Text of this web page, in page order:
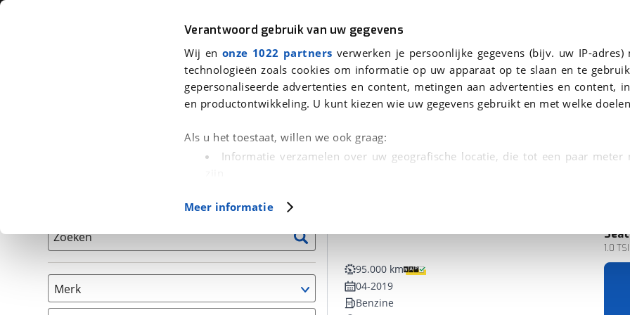
Verantwoord gebruik van uw gegevens
Wij en onze 1022 partners verwerken je persoonlijke gegevens (bijv. uw IP-adres)
technologieën zoals cookies om informatie op uw apparaat op te slaan en te
gepersonaliseerde advertenties en content, metingen aan advertenties en content,
en productontwikkeling. U kunt kiezen wie uw gegevens gebruikt en met welke
Als u het toestaat, willen we ook graag:
Informatie verzamelen over uw geografische locatie, die tot een paar meter
(fingerprinting)
in. U kunt uw toestemming op elk moment wijzigen of
Cookieverklaring.
Met cookies en vergelijkbare technieken zorgen we voor een betere en meer
Functionele cookies zorgen ervoor dat de website goed werkt. Ook gebruiken we
Meer informatie
Auto Fiets Motor
We hebben 12.569 auto's voor je gevonden
Zoeken
Merk
Seat
1.0
95.000 km
04-2019
Benzine